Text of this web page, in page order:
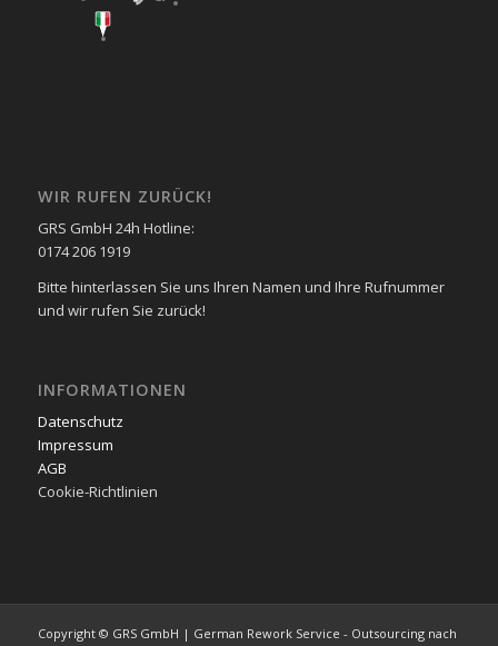
WIR RUFEN ZURÜCK!
GRS GmbH 24h Hotline:
0174 206 1919
Bitte hinterlassen Sie uns Ihren Namen und Ihre Rufnummer
und wir rufen Sie zurück!
INFORMATIONEN
Datenschutz
Impressum
AGB
Cookie-Richtlinien
Copyright © GRS GmbH | German Rework Service - Outsourcing nach